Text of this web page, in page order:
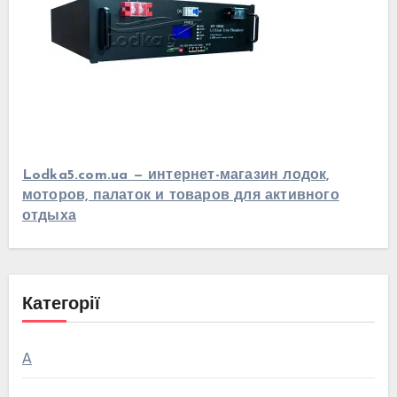
Lodka5.com.ua — интернет-магазин лодок,
моторов, палаток и товаров для активного
отдыха
Категорії
А